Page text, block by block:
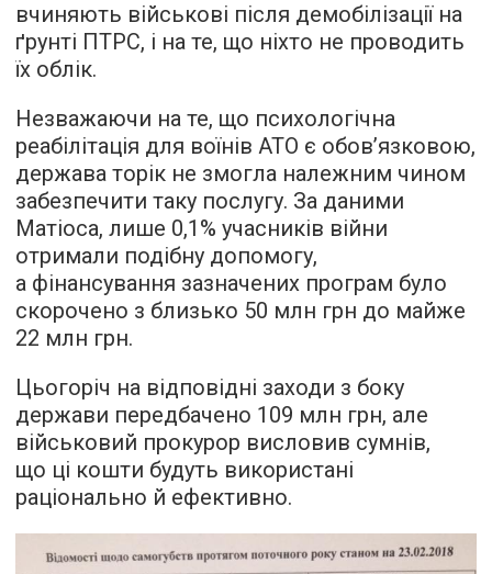
вчиняють військові після демобілізації на
ґрунті ПТРС, і на те, що ніхто не проводить
їх облік.
Незважаючи на те, що психологічна
реабілітація для воїнів АТО є обов’язковою,
держава торік не змогла належним чином
забезпечити таку послугу. За даними
Матіоса, лише 0,1% учасників війни
отримали подібну допомогу,
а фінансування зазначених програм було
скорочено з близько 50 млн грн до майже
22 млн грн.
Цьогоріч на відповідні заходи з боку
держави передбачено 109 млн грн, але
військовий прокурор висловив сумнів,
що ці кошти будуть використані
раціонально й ефективно.